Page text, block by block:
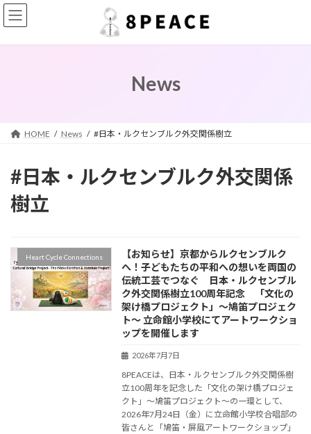
コ
ン
ン
ナ
ビ
ー
News
HOME News #日本・ルクセンブルク外交関係樹立
#日本・ルクセンブルク外交関係
樹立
Heart Cycle Connections
【お知らせ】京都からルクセンブルク
へ！子どもたちの平和への想いを両国の
伝統工芸でつなぐ 日本・ルクセンブル
ク外交関係樹立100周年記念 「文化の
架け橋プロジェクト」～鳩笛プロジェク
ト～ 立命館小学校にてアートワークショ
ップを開催します
2026年7月7日
8PEACEは、日本・ルクセンブルク外交関係樹
立100周年を記念した「文化の架け橋プロジェ
クト」～鳩笛プロジェクト～の一環として、
2026年7月24日（金）に立命館小学校合唱部の
皆さんと「鳩笛・屏風アートワークショップ」